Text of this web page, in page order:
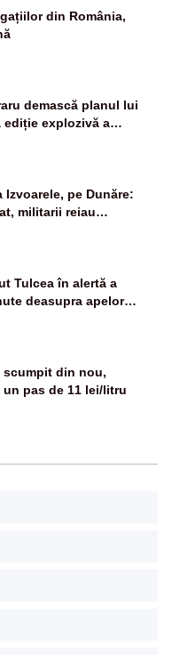
din România,
demască planul lui
ediție explozivă a
la Realitatea PLUS
Izvoarele, pe Dunăre:
militarii reiau
Tulcea în alertă a
deasupra apelor
ridicate două F-16
scumpit din nou,
pas de 11 lei/litru